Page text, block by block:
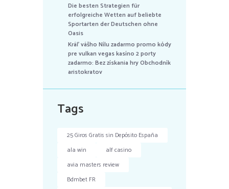
Die besten Strategien für
erfolgreiche Wetten auf beliebte
Sportarten der Deutschen ohne
Oasis
Kráľ vášho Nílu zadarmo promo kódy
pre vulkan vegas kasíno 2 porty
zadarmo: Bez získania hry Obchodník
aristokratov
Tags
25 Giros Gratis sin Depósito España
ala win
alf casino
avia masters review
Bdmbet FR